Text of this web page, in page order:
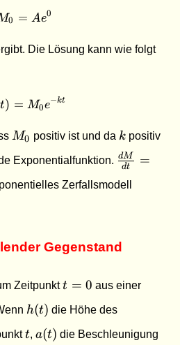
M_0 = A e^0
0 = Ae0
Die Lösung kann wie folgt
M(t) = M_0 e^{-kt}
t) = M0e−kt
M_0
M0 positiv ist und da k
k positiv
Exponentialfunktion. \frac{dM}
{dt} = -
kM
dt
dM
=
Zerfallsmodell
Gegenstand
Zeitpunktt
0
t = 0 aus einer
h(t)
h(t) die Höhe des
t
t,a(t)
a(t) die Beschleunigung